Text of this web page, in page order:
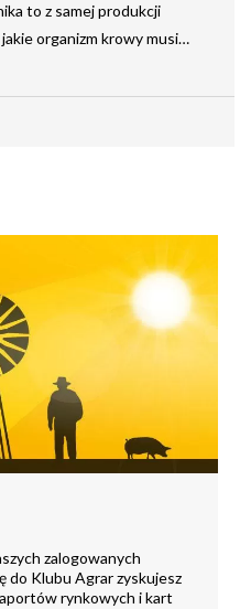
to z samej produkcji
organizm krowy musi…
zalogowanych
do Klubu Agrar zyskujesz
rynkowych i kart